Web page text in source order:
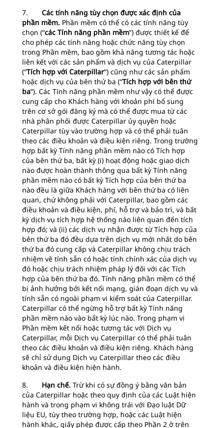
7. Các tính năng tùy chọn được xác định của
phần mềm. Phần mềm có thể có các tính năng tùy
chọn (“các Tính năng phần mềm”) được thiết kế để
cho phép các tính năng hoặc chức năng tùy chọn
trong Phần mềm, bao gồm khả năng tương tác hoặc
liên kết với các sản phẩm và dịch vụ của Caterpillar
(“Tích hợp với Caterpillar”) cũng như các sản phẩm
hoặc dịch vụ của bên thứ ba (“Tích hợp với bên thứ
ba”). Các Tính năng phần mềm như vậy có thể được
cung cấp cho Khách hàng với khoản phí bổ sung
trên cơ sở gói đăng ký mà có thể được mua từ các
nhà phân phối được Caterpillar ủy quyền hoặc
Caterpillar tùy vào trường hợp và có thể phải tuân
theo các điều khoản và điều kiện riêng. Trong trường
hợp bất kỳ Tính năng phần mềm nào có Tích hợp
của bên thứ ba, bất kỳ (i) hoạt động hoặc giao dịch
nào được hoàn thành thông qua bất kỳ Tính năng
phần mềm nào có bất kỳ Tích hợp của bên thứ ba
nào đều là giữa Khách hàng với bên thứ ba có liên
quan, chứ không phải với Caterpillar, bao gồm các
điều khoản và điều kiện, phí, hỗ trợ và bảo trì, và bất
kỳ dịch vụ tích hợp hệ thống nào liên quan đến tích
hợp đó; và (ii) các dịch vụ nhận được từ Tích hợp của
bên thứ ba đó đều dựa trên dịch vụ mới nhất do bên
thứ ba đó cung cấp và Caterpillar không chịu trách
nhiệm về tính sẵn có hoặc tính chính xác của dịch vụ
đó hoặc chịu trách nhiệm pháp lý đối với các Tích
hợp của bên thứ ba đó. Tính năng phần mềm có thể
bị ảnh hưởng bởi kết nối mạng, gián đoạn dịch vụ và
tính sẵn có ngoài phạm vi kiểm soát của Caterpillar.
Caterpillar có thể ngừng hỗ trợ bất kỳ Tính năng
phần mềm nào vào bất kỳ lúc nào. Trong phạm vi
Phần mềm kết nối hoặc tương tác với Dịch vụ
Caterpillar, mỗi Dịch vụ Caterpillar có thể phải tuân
theo các điều khoản và điều kiện riêng. Khách hàng
sẽ chỉ sử dụng Dịch vụ Caterpillar theo các điều
khoản và điều kiện hiện hành.
8. Hạn chế. Trừ khi có sự đồng ý bằng văn bản
của Caterpillar hoặc theo quy định của các Luật hiện
hành và trong phạm vi không trái với Đạo luật Dữ
liệu EU, tùy theo trường hợp, hoặc các Luật hiện
hành khác, giấy phép được cấp theo Phần 2 ở trên